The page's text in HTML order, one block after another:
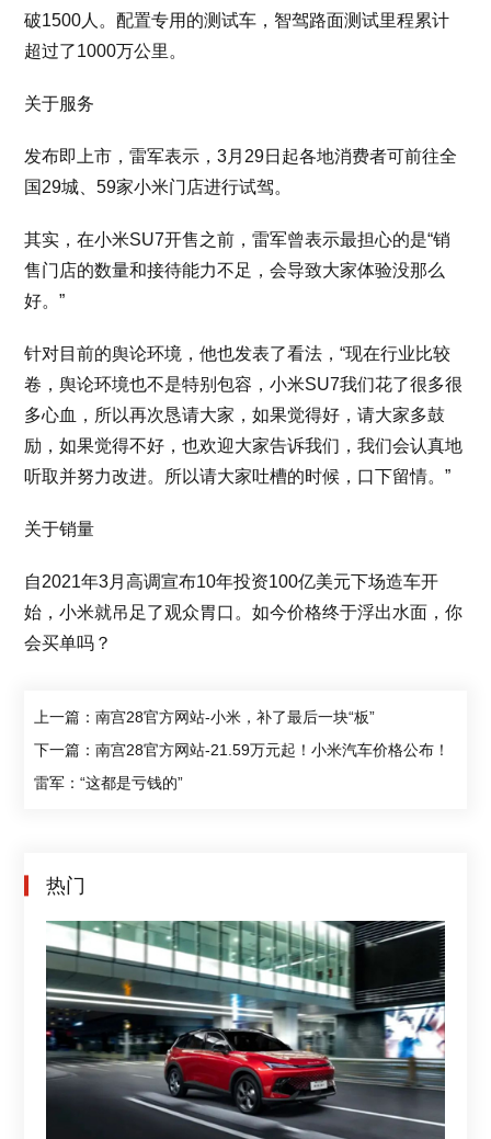
破1500人。配置专用的测试车，智驾路面测试里程累计
超过了1000万公里。
关于服务
发布即上市，雷军表示，3月29日起各地消费者可前往全
国29城、59家小米门店进行试驾。
其实，在小米SU7开售之前，雷军曾表示最担心的是“销
售门店的数量和接待能力不足，会导致大家体验没那么
好。”
针对目前的舆论环境，他也发表了看法，“现在行业比较
卷，舆论环境也不是特别包容，小米SU7我们花了很多很
多心血，所以再次恳请大家，如果觉得好，请大家多鼓
励，如果觉得不好，也欢迎大家告诉我们，我们会认真地
听取并努力改进。所以请大家吐槽的时候，口下留情。”
关于销量
自2021年3月高调宣布10年投资100亿美元下场造车开
始，小米就吊足了观众胃口。如今价格终于浮出水面，你
会买单吗？
上一篇：南宫28官方网站-小米，补了最后一块“板”
下一篇：南宫28官方网站-21.59万元起！小米汽车价格公布！
雷军：“这都是亏钱的”
热门